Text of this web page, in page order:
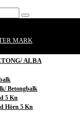
MARK
ALBA
Betongbalk
5 Kn
Hörn 5 Kn